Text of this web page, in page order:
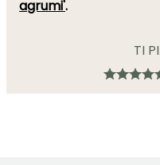
agrumi'.
TI